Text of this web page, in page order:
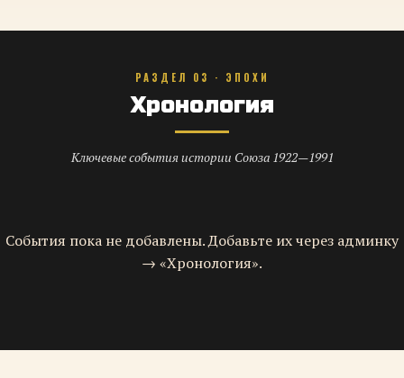
РАЗДЕЛ 03 · ЭПОХИ
Хронология
Ключевые события истории Союза 1922—1991
События пока не добавлены. Добавьте их через админку
→ «Хронология».